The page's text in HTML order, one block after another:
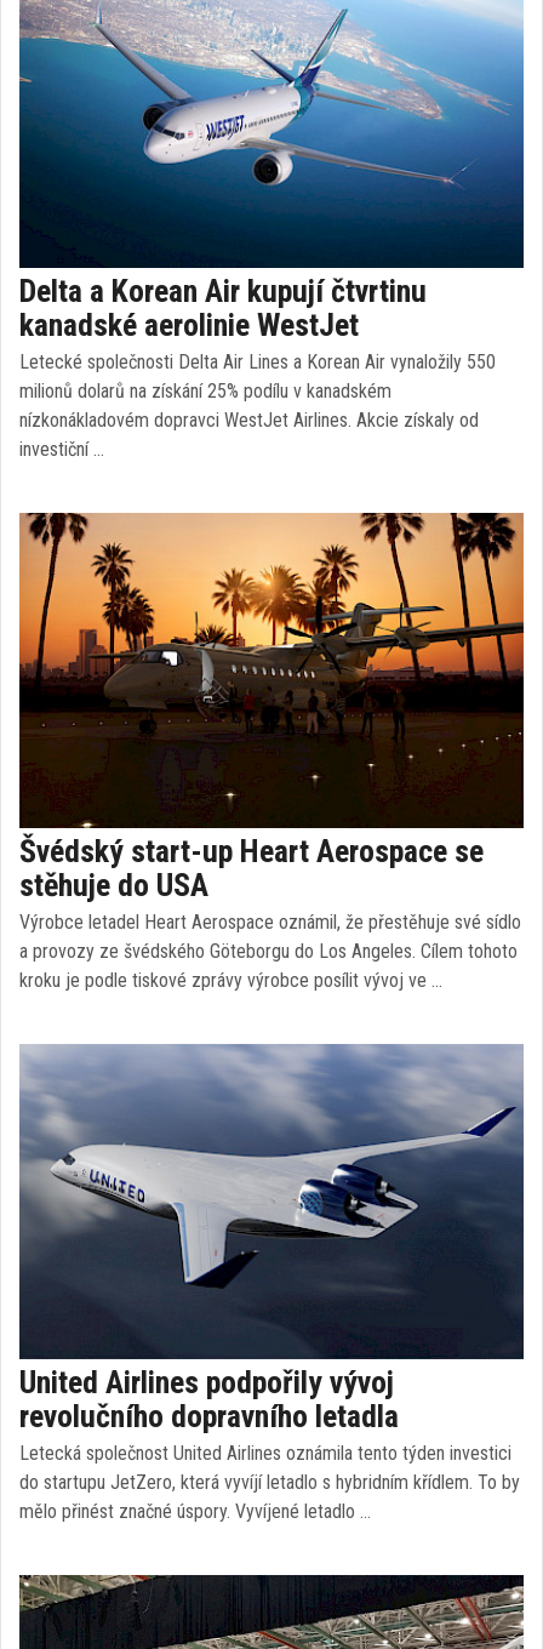
Delta a Korean Air kupují čtvrtinu
kanadské aerolinie WestJet
Letecké společnosti Delta Air Lines a Korean Air vynaložily 550
milionů dolarů na získání 25% podílu v kanadském
nízkonákladovém dopravci WestJet Airlines. Akcie získaly od
investiční …
Švédský start-up Heart Aerospace se
stěhuje do USA
Výrobce letadel Heart Aerospace oznámil, že přestěhuje své sídlo
a provozy ze švédského Göteborgu do Los Angeles. Cílem tohoto
kroku je podle tiskové zprávy výrobce posílit vývoj ve …
United Airlines podpořily vývoj
revolučního dopravního letadla
Letecká společnost United Airlines oznámila tento týden investici
do startupu JetZero, která vyvíjí letadlo s hybridním křídlem. To by
mělo přinést značné úspory. Vyvíjené letadlo …